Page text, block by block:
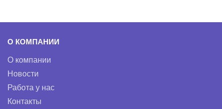
О КОМПАНИИ
О компании
Новости
Работа у нас
Контакты